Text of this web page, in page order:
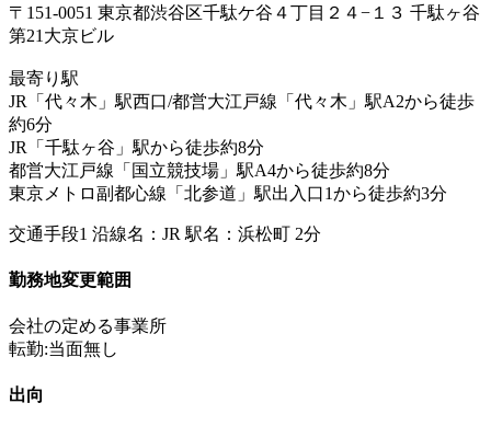
〒151-0051 東京都渋谷区千駄ケ谷４丁目２４−１３ 千駄ヶ谷
第21大京ビル
最寄り駅
JR「代々木」駅西口/都営大江戸線「代々木」駅A2から徒歩
約6分
JR「千駄ヶ谷」駅から徒歩約8分
都営大江戸線「国立競技場」駅A4から徒歩約8分
東京メトロ副都心線「北参道」駅出入口1から徒歩約3分
交通手段1 沿線名：JR 駅名：浜松町 2分
勤務地変更範囲
会社の定める事業所
転勤:当面無し
出向